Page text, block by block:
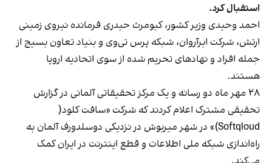
استقبال کرد.
احمد وحیدی وزیر کشور، کیومرث حیدری فرمانده نیروی زمینی
ارتش، شرکت ابرآروان، شبکه پرس‌ تی‌وی و بنیاد تعاون بسیج از
جمله افراد و نهادهای تحریم شده از سوی اتحادیه اروپا
هستند.
۲۸ مهر ماه دو رسانه و یک مرکز تحقیقاتی آلمانی در گزارش
تحقیقی مشترک اعلام کردند که شرکت «سافت کلود(
Softqloud)» در شهر میربوش در نزدیکی دوسلدورف آلمان به
راه‌اندازی شبکه ملی اطلاعات و قطع اینترنت در ایران کمک